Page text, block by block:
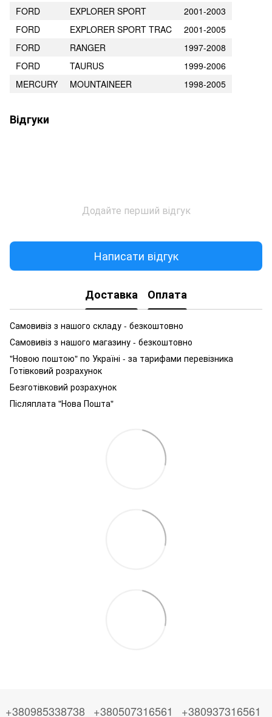
FORD
EXPLORER SPORT
2001-2003
FORD
EXPLORER SPORT TRAC
2001-2005
FORD
RANGER
1997-2008
FORD
TAURUS
1999-2006
MERCURY
MOUNTAINEER 1998-2005
Відгуки
Додайте перший відгук
Написати відгук
Доставка Оплата
Самовивіз з нашого складу - безкоштовно
Самовивіз з нашого магазину - безкоштовно
"Новою поштою" по Україні - за тарифами перевізника
Готівковий розрахунок
Безготівковий розрахунок
Післяплата "Нова Пошта"
+380985338738 +380507316561 +380937316561